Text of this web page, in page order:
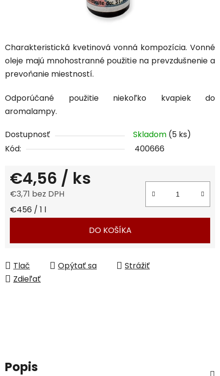
Charakteristická kvetinová vonná kompozícia. Vonné
oleje majú mnohostranné použitie na prevzdušnenie a
prevoňanie miestností.
Odporúčané použitie niekoľko kvapiek do
aromalampy.
Dostupnosť Skladom (5 ks)
Kód:
400666
€4,56 / ks
€3,71 bez DPH
Jednotková cena:
€456 / 1 l
DO KOŠÍKA
Tlač Opýtať sa
Strážiť
Zdieľať
Popis